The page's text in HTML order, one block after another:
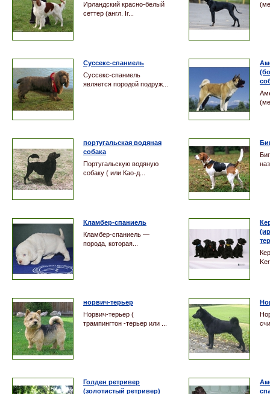
Ирландский красно-белый
сеттер (англ. Ir...
Cуссекс-спаниель
Cуссекс-спаниель
является породой подруж...
португальская водяная
собака
Португальскую водяную
собаку ( или Као-д...
Кламбер-спаниель
Кламбер-спаниель —
порода, которая...
норвич-терьер
Норвич-терьер (
трампингтон -терьер или ...
Голден ретривер
(золотистый ретривер)